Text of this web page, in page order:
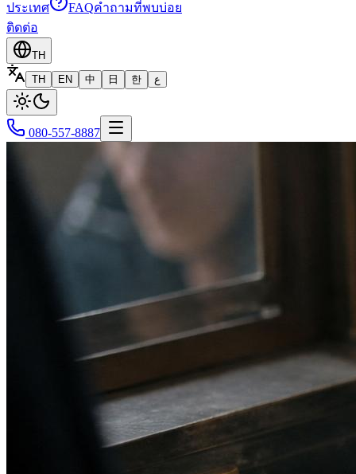
ประเทศ
FAQคำถามที่พบบ่อย
ติดต่อ
TH
TH
EN 中 日 한 ع
080-557-8887